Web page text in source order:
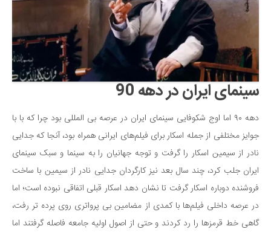
سینمای ایران در دهه 90
دهه ۹۰ اما اوج شکوفایی سینمای ایران در عرصه بی المللی بود چرا که با با
جوایز مختلفی از جمله اسکار برای فیلم‌های ایرانی همراه بود، آنجا که جدایی
نادر از سیمین اسکار را گرفت و توجه جهانیان را به سینما و سبک سینمای
ایران جلب کرد، چند سال بعد نیز کارگردان جدایی نادر از سیمین با ساخت
فروشنده دوباره اسکار گرفت تا نشان دهد اسکار قبلی اتفاقی نبوده است؛ اما
در عرصه داخلی فیلم‌ها با کمدی از مضامین بی پرواتری روی پرده تر رفت،
گاهی خط قرمزها را رد کردند و حتی از اصول اولیه جامعه فاصله گرفتند اما